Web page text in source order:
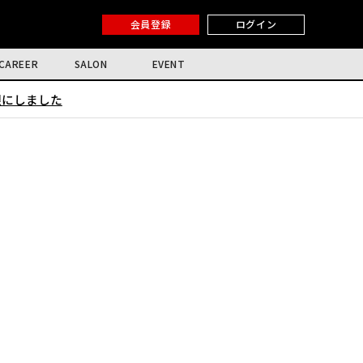
会員登録 ログイン
SALON EVENT
しました